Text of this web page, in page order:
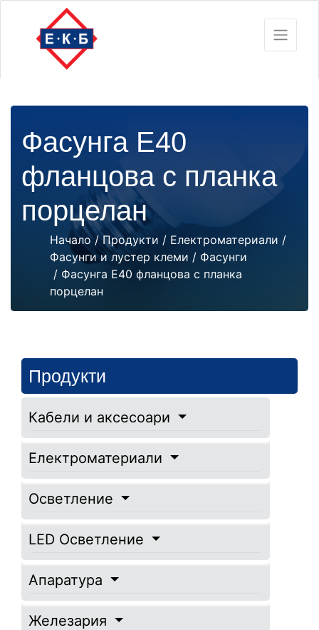
Фасунга Е40
фланцова с планка
порцелан
Начало/Продукти / Електроматериали /
Фасунги и лустер клеми / Фасунги
/ Фасунга Е40 фланцова с планка
порцелан
Продукти
Кабели и аксесоари
Електроматериали
Осветление
LED Осветление
Апаратура
Железария